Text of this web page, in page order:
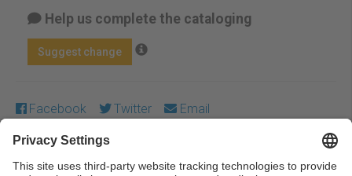
Help us complete the cataloging
Suggest change
Facebook Twitter Email